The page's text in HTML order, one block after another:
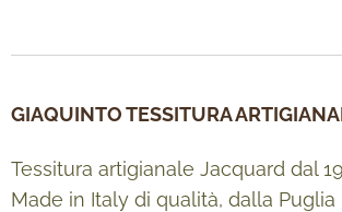
GIAQUINTO TESSITURA
Tessitura artigianale Jacquard dal
Made in Italy di qualità, dalla Puglia